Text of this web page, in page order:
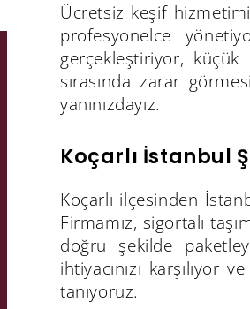
Ücretsiz keşif
profesyonelce
gerçekleştiriyor, küçük
sırasında zarar
yanınızdayız.
Koçarlı İstanbul
Koçarlı ilçesinden
Firmamız, sigortalı
doğru şekilde
ihtiyacınızı karşılıyor
tanıyoruz.